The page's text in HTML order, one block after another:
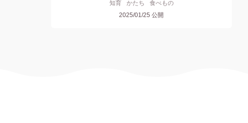
知育 かたち
食べもの
2025/01/25 公開